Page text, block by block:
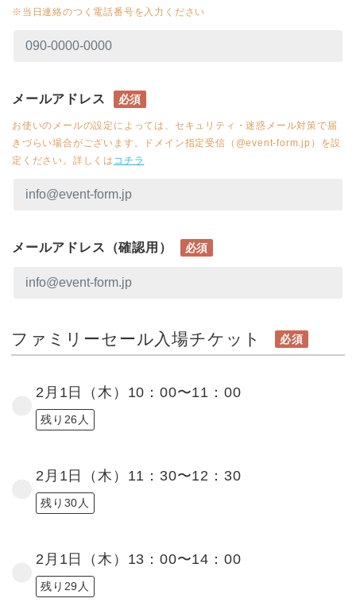
※当日連絡のつく電話番号を入力ください
メールアドレス 必須
お使いのメールの設定によっては、セキュリティ・迷惑メール対策で届
きづらい場合がございます。ドメイン指定受信（@event-form.jp）を設
定ください。詳しくは コチラ
メールアドレス（確認用） 必須
ファミリーセール入場チケット 必須
2月1日（木）10：00〜11：00
残り26人
2月1日（木）11：30〜12：30
残り30人
2月1日（木）13：00〜14：00
残り29人